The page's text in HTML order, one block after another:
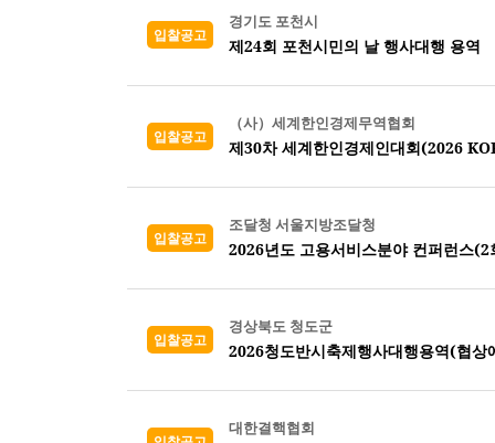
입찰공고
경기도 포천시
제24회 포천시민의 날 행사대행 용역
입찰공고
（사）세계한인경제무역협회
제30차 세계한인경제인대회(2026
입찰공고
조달청 서울지방조달청
2026년도 고용서비스분야 컨퍼런스
입찰공고
경상북도 청도군
2026청도반시축제행사대행용역(협상
대한결핵협회